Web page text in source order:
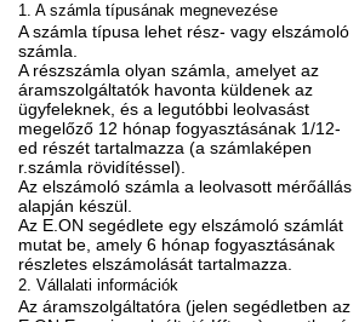
1. A számla típusának megnevezése
A számla típusa lehet rész- vagy elszámoló
számla.
A részszámla olyan számla, amelyet az
áramszolgáltatók havonta küldenek az
ügyfeleknek, és a legutóbbi leolvasást
megelőző 12 hónap fogyasztásának 1/12-
ed részét tartalmazza (a számlaképen
r.számla rövidítéssel).
Az elszámoló számla a leolvasott mérőállás
alapján készül.
Az E.ON segédlete egy elszámoló számlát
mutat be, amely 6 hónap fogyasztásának
részletes elszámolását tartalmazza.
2. Vállalati információk
Az áramszolgáltatóra (jelen segédletben az